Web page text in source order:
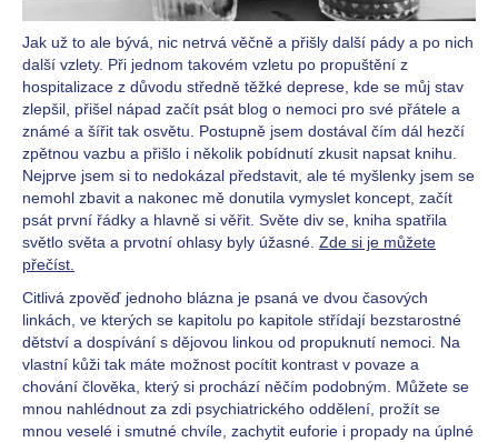
Jak už to ale bývá, nic netrvá věčně a přišly další pády a po nich
další vzlety. Při jednom takovém vzletu po propuštění z
hospitalizace z důvodu středně těžké deprese, kde se můj stav
zlepšil, přišel nápad začít psát blog o nemoci pro své přátele a
známé a šířit tak osvětu. Postupně jsem dostával čím dál hezčí
zpětnou vazbu a přišlo i několik pobídnutí zkusit napsat knihu.
Nejprve jsem si to nedokázal představit, ale té myšlenky jsem se
nemohl zbavit a nakonec mě donutila vymyslet koncept, začít
psát první řádky a hlavně si věřit. Světe div se, kniha spatřila
světlo světa a prvotní ohlasy byly úžasné. Zde si je můžete
přečíst.
Citlivá zpověď jednoho blázna je psaná ve dvou časových
linkách, ve kterých se kapitolu po kapitole střídají bezstarostné
dětství a dospívání s dějovou linkou od propuknutí nemoci. Na
vlastní kůži tak máte možnost pocítit kontrast v povaze a
chování člověka, který si prochází něčím podobným. Můžete se
mnou nahlédnout za zdi psychiatrického oddělení, prožít se
mnou veselé i smutné chvíle, zachytit euforie i propady na úplné